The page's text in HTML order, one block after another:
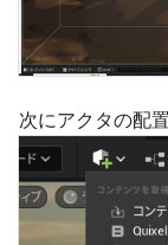
次にアクタの配